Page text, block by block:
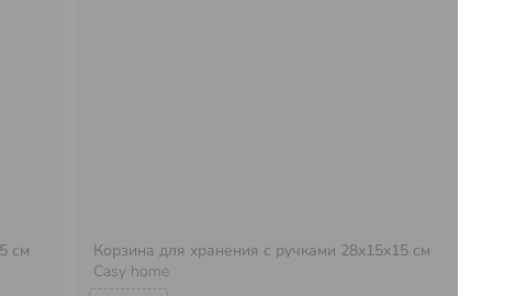
см
Корзина для хранения с ручками 28х15х15 см
Casy home